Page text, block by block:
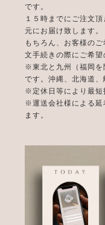
です。
１５時までにご注文
元にお届け致します。
もちろん、お客様の
文手続きの際にご希望
※東北と九州（福岡を
です。沖縄、北海道、
※定休日等により最短
※運送会社様による延
ます。